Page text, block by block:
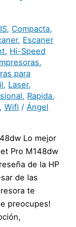
, Compacta,
, Escaner
, Hi-Speed
,
para
, Laser,
, Rapida,
,Wifi / Ángel
Lo mejor
Pro M148dw
de la HP
de las
te
preocupes!